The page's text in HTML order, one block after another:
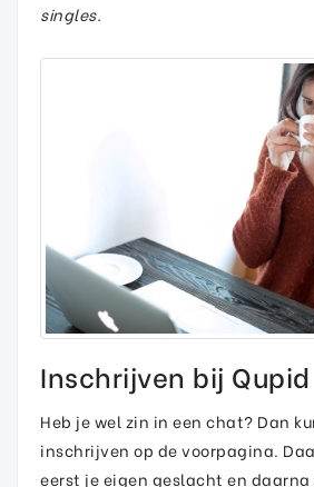
singles.
Inschrijven bij Qupid
Heb je wel zin in een chat? Dan
inschrijven op de voorpagina.
eerst je eigen geslacht en